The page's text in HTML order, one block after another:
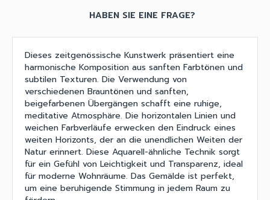
HABEN SIE EINE FRAGE?
Dieses zeitgenössische Kunstwerk präsentiert eine
harmonische Komposition aus sanften Farbtönen und
subtilen Texturen. Die Verwendung von
verschiedenen Brauntönen und sanften,
beigefarbenen Übergängen schafft eine ruhige,
meditative Atmosphäre. Die horizontalen Linien und
weichen Farbverläufe erwecken den Eindruck eines
weiten Horizonts, der an die unendlichen Weiten der
Natur erinnert. Diese Aquarell-ähnliche Technik sorgt
für ein Gefühl von Leichtigkeit und Transparenz, ideal
für moderne Wohnräume. Das Gemälde ist perfekt,
um eine beruhigende Stimmung in jedem Raum zu